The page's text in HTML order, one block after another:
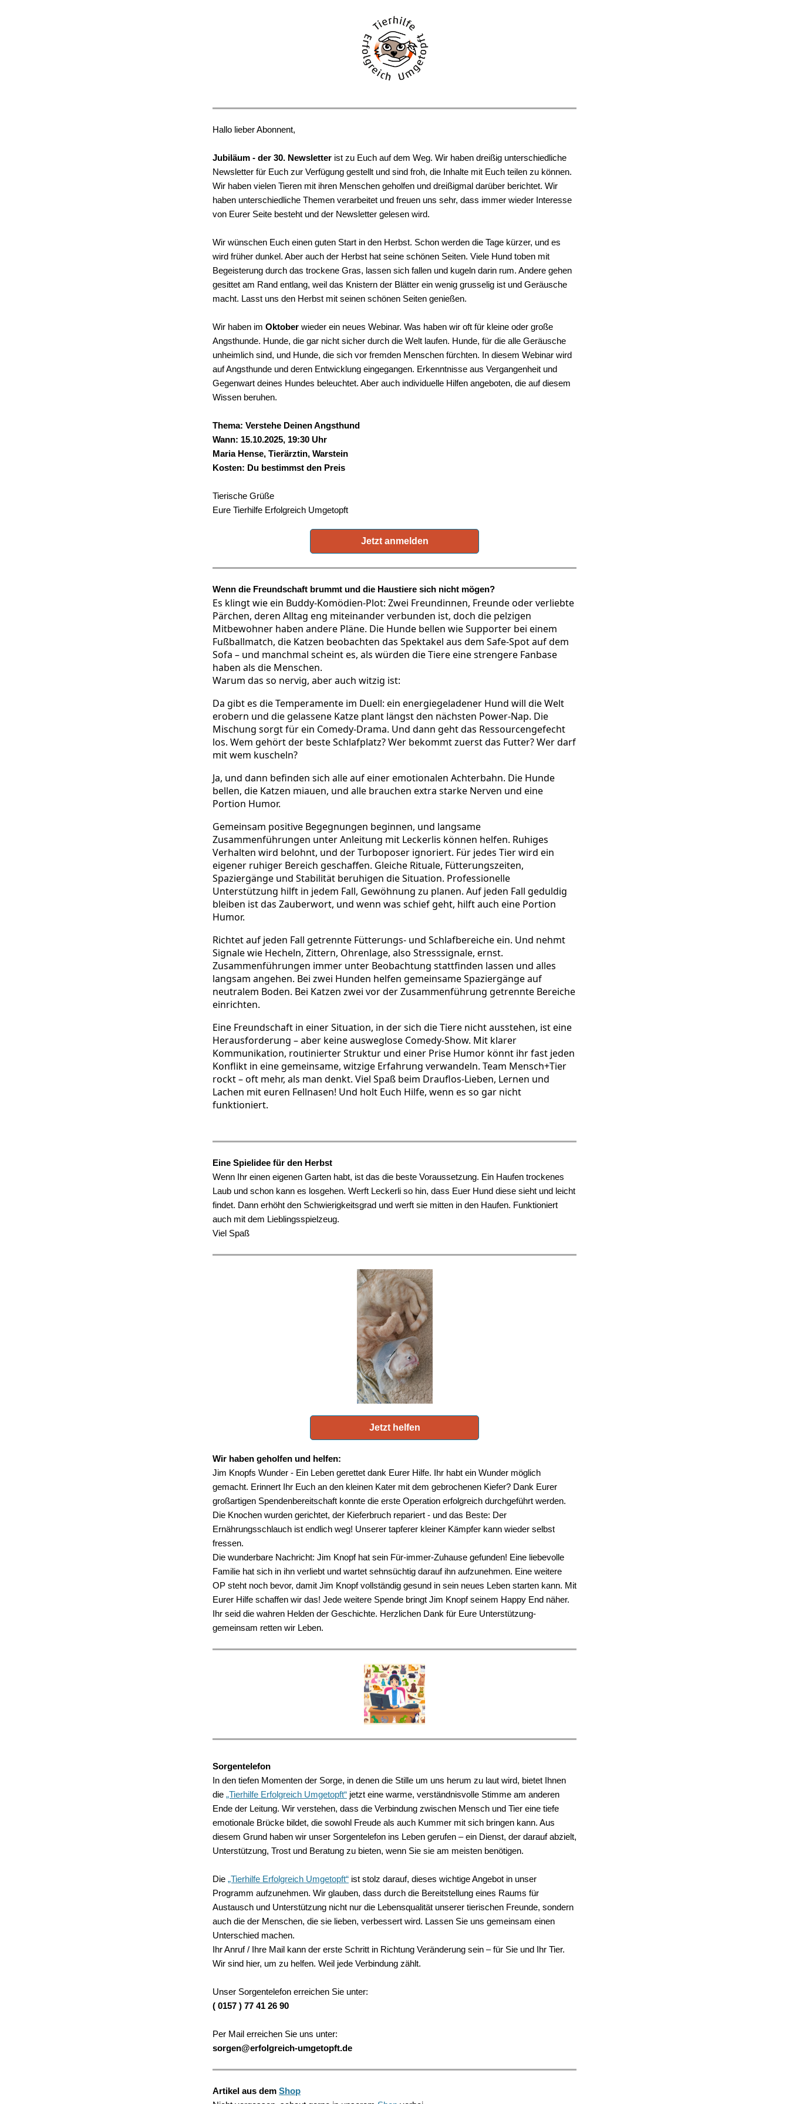
Hallo lieber Abonnent,
Jubiläum - der 30. Newsletter ist zu Euch auf dem Weg. Wir haben dreißig unterschiedliche
Newsletter für Euch zur Verfügung gestellt und sind froh, die Inhalte mit Euch teilen zu können.
Wir haben vielen Tieren mit ihren Menschen geholfen und dreißigmal darüber berichtet. Wir
haben unterschiedliche Themen verarbeitet und freuen uns sehr, dass immer wieder Interesse
von Eurer Seite besteht und der Newsletter gelesen wird.
Wir wünschen Euch einen guten Start in den Herbst. Schon werden die Tage kürzer, und es
wird früher dunkel. Aber auch der Herbst hat seine schönen Seiten. Viele Hund toben mit
Begeisterung durch das trockene Gras, lassen sich fallen und kugeln darin rum. Andere gehen
gesittet am Rand entlang, weil das Knistern der Blätter ein wenig grusselig ist und Geräusche
macht. Lasst uns den Herbst mit seinen schönen Seiten genießen.
Wir haben im Oktober wieder ein neues Webinar. Was haben wir oft für kleine oder große
Angsthunde. Hunde, die gar nicht sicher durch die Welt laufen. Hunde, für die alle Geräusche
unheimlich sind, und Hunde, die sich vor fremden Menschen fürchten. In diesem Webinar wird
auf Angsthunde und deren Entwicklung eingegangen. Erkenntnisse aus Vergangenheit und
Gegenwart deines Hundes beleuchtet. Aber auch individuelle Hilfen angeboten, die auf diesem
Wissen beruhen.
Thema: Verstehe Deinen Angsthund
Wann: 15.10.2025, 19:30 Uhr
Maria Hense, Tierärztin, Warstein
Kosten: Du bestimmst den Preis
Tierische Grüße
Eure Tierhilfe Erfolgreich Umgetopft
Jetzt anmelden
Wenn die Freundschaft brummt und die Haustiere sich nicht mögen?
Es klingt wie ein Buddy-Komödien-Plot: Zwei Freundinnen, Freunde oder verliebte
Pärchen, deren Alltag eng miteinander verbunden ist, doch die pelzigen
Mitbewohner haben andere Pläne. Die Hunde bellen wie Supporter bei einem
Fußballmatch, die Katzen beobachten das Spektakel aus dem Safe-Spot auf dem
Sofa – und manchmal scheint es, als würden die Tiere eine strengere Fanbase
haben als die Menschen.
Warum das so nervig, aber auch witzig ist:
Da gibt es die Temperamente im Duell: ein energiegeladener Hund will die Welt
erobern und die gelassene Katze plant längst den nächsten Power-Nap. Die
Mischung sorgt für ein Comedy-Drama. Und dann geht das Ressourcengefecht
los. Wem gehört der beste Schlafplatz? Wer bekommt zuerst das Futter? Wer darf
mit wem kuscheln?
Ja, und dann befinden sich alle auf einer emotionalen Achterbahn. Die Hunde
bellen, die Katzen miauen, und alle brauchen extra starke Nerven und eine
Portion Humor.
Gemeinsam positive Begegnungen beginnen, und langsame
Zusammenführungen unter Anleitung mit Leckerlis können helfen. Ruhiges
Verhalten wird belohnt, und der Turboposer ignoriert. Für jedes Tier wird ein
eigener ruhiger Bereich geschaffen. Gleiche Rituale, Fütterungszeiten,
Spaziergänge und Stabilität beruhigen die Situation. Professionelle
Unterstützung hilft in jedem Fall, Gewöhnung zu planen. Auf jeden Fall geduldig
bleiben ist das Zauberwort, und wenn was schief geht, hilft auch eine Portion
Humor.
Richtet auf jeden Fall getrennte Fütterungs- und Schlafbereiche ein. Und nehmt
Signale wie Hecheln, Zittern, Ohrenlage, also Stresssignale, ernst.
Zusammenführungen immer unter Beobachtung stattfinden lassen und alles
langsam angehen. Bei zwei Hunden helfen gemeinsame Spaziergänge auf
neutralem Boden. Bei Katzen zwei vor der Zusammenführung getrennte Bereiche
einrichten.
Eine Freundschaft in einer Situation, in der sich die Tiere nicht ausstehen, ist eine
Herausforderung – aber keine ausweglose Comedy-Show. Mit klarer
Kommunikation, routinierter Struktur und einer Prise Humor könnt ihr fast jeden
Konflikt in eine gemeinsame, witzige Erfahrung verwandeln. Team Mensch+Tier
rockt – oft mehr, als man denkt. Viel Spaß beim Drauflos-Lieben, Lernen und
Lachen mit euren Fellnasen! Und holt Euch Hilfe, wenn es so gar nicht
funktioniert.
Eine Spielidee für den Herbst
Wenn Ihr einen eigenen Garten habt, ist das die beste Voraussetzung. Ein Haufen trockenes
Laub und schon kann es losgehen. Werft Leckerli so hin, dass Euer Hund diese sieht und leicht
findet. Dann erhöht den Schwierigkeitsgrad und werft sie mitten in den Haufen. Funktioniert
auch mit dem Lieblingsspielzeug.
Viel Spaß
Jetzt helfen
Wir haben geholfen und helfen:
Jim Knopfs Wunder - Ein Leben gerettet dank Eurer Hilfe. Ihr habt ein Wunder möglich
gemacht. Erinnert Ihr Euch an den kleinen Kater mit dem gebrochenen Kiefer? Dank Eurer
großartigen Spendenbereitschaft konnte die erste Operation erfolgreich durchgeführt werden.
Die Knochen wurden gerichtet, der Kieferbruch repariert - und das Beste: Der
Ernährungsschlauch ist endlich weg! Unserer tapferer kleiner Kämpfer kann wieder selbst
fressen.
Die wunderbare Nachricht: Jim Knopf hat sein Für-immer-Zuhause gefunden! Eine liebevolle
Familie hat sich in ihn verliebt und wartet sehnsüchtig darauf ihn aufzunehmen. Eine weitere
OP steht noch bevor, damit Jim Knopf vollständig gesund in sein neues Leben starten kann. Mit
Eurer Hilfe schaffen wir das! Jede weitere Spende bringt Jim Knopf seinem Happy End näher.
Ihr seid die wahren Helden der Geschichte. Herzlichen Dank für Eure Unterstützung-
gemeinsam retten wir Leben.
Sorgentelefon
In den tiefen Momenten der Sorge, in denen die Stille um uns herum zu laut wird, bietet Ihnen
die „Tierhilfe Erfolgreich Umgetopft“ jetzt eine warme, verständnisvolle Stimme am anderen
Ende der Leitung. Wir verstehen, dass die Verbindung zwischen Mensch und Tier eine tiefe
emotionale Brücke bildet, die sowohl Freude als auch Kummer mit sich bringen kann. Aus
diesem Grund haben wir unser Sorgentelefon ins Leben gerufen – ein Dienst, der darauf abzielt,
Unterstützung, Trost und Beratung zu bieten, wenn Sie sie am meisten benötigen.
Die „Tierhilfe Erfolgreich Umgetopft“ ist stolz darauf, dieses wichtige Angebot in unser
Programm aufzunehmen. Wir glauben, dass durch die Bereitstellung eines Raums für
Austausch und Unterstützung nicht nur die Lebensqualität unserer tierischen Freunde, sondern
auch die der Menschen, die sie lieben, verbessert wird. Lassen Sie uns gemeinsam einen
Unterschied machen.
Ihr Anruf / Ihre Mail kann der erste Schritt in Richtung Veränderung sein – für Sie und Ihr Tier.
Wir sind hier, um zu helfen. Weil jede Verbindung zählt.
Unser Sorgentelefon erreichen Sie unter:
( 0157 ) 77 41 26 90
Per Mail erreichen Sie uns unter:
sorgen@erfolgreich-umgetopft.de
Artikel aus dem Shop